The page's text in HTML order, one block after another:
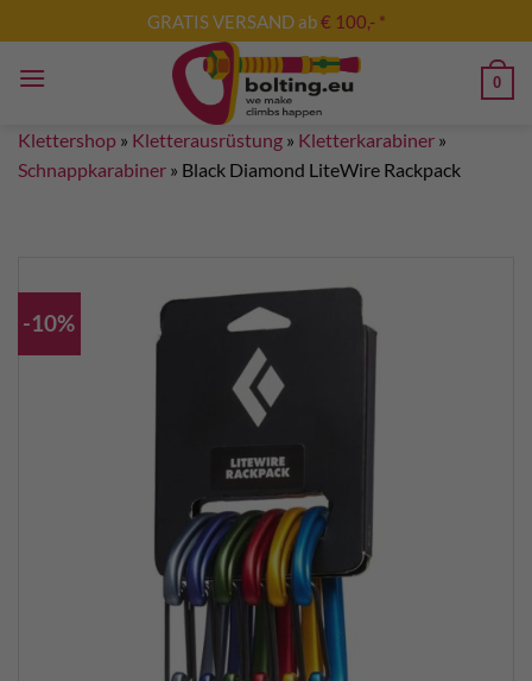
Inhalt
springen
GRATIS VERSAND ab€ 100,- *
0
Klettershop » Kletterausrüstung » Kletterkarabiner »
Schnappkarabiner » Black Diamond LiteWire Rackpack
-10%